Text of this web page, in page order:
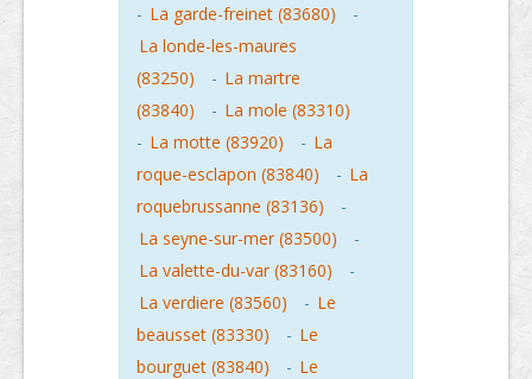
- La garde-freinet (83680)
-
La londe-les-maures
(83250)
- La martre
(83840)
- La mole (83310)
- La motte (83920) - La
roque-esclapon (83840)
- La
roquebrussanne (83136)
-
La seyne-sur-mer (83500)
-
La valette-du-var (83160)
-
La verdiere (83560)
- Le
beausset (83330)
- Le
bourguet (83840)
- Le